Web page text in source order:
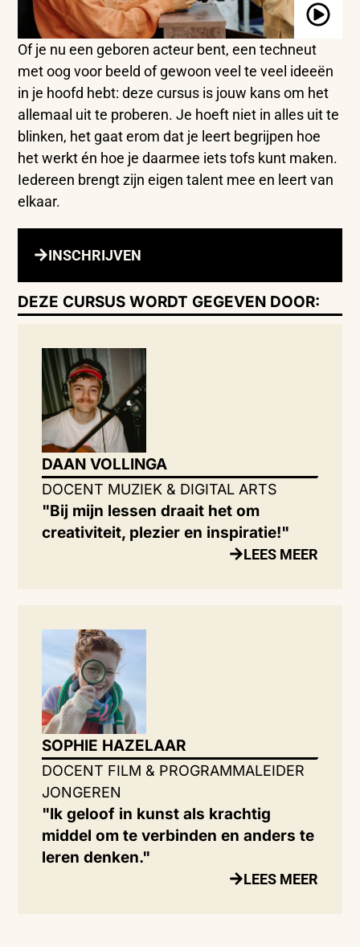
Of je nu een geboren acteur bent, een techneut
met oog voor beeld of gewoon veel te veel ideeën
in je hoofd hebt: deze cursus is jouw kans om het
allemaal uit te proberen. Je hoeft niet in alles uit te
blinken, het gaat erom dat je leert begrijpen hoe
het werkt én hoe je daarmee iets tofs kunt maken.
Iedereen brengt zijn eigen talent mee en leert van
elkaar.
INSCHRIJVEN
DEZE CURSUS WORDT GEGEVEN DOOR:
DAAN VOLLINGA
DOCENT MUZIEK & DIGITAL ARTS
"Bij mijn lessen draait het om
creativiteit, plezier en inspiratie!"
LEES MEER
SOPHIE HAZELAAR
DOCENT FILM & PROGRAMMALEIDER
JONGEREN
"Ik geloof in kunst als krachtig
middel om te verbinden en anders te
leren denken."
LEES MEER